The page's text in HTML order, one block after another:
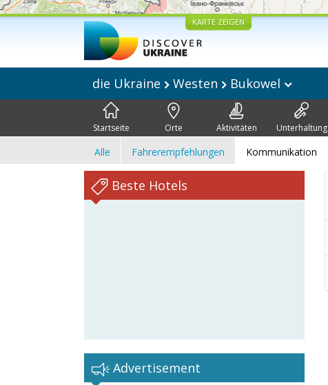
KARTE ZEIGEN
die Ukraine Westen Bukowel
Startseite Orte Aktivitäten Unterhaltung
Alle Fahrerempfehlungen Kommunikation
Beste Hotels
Advertisement